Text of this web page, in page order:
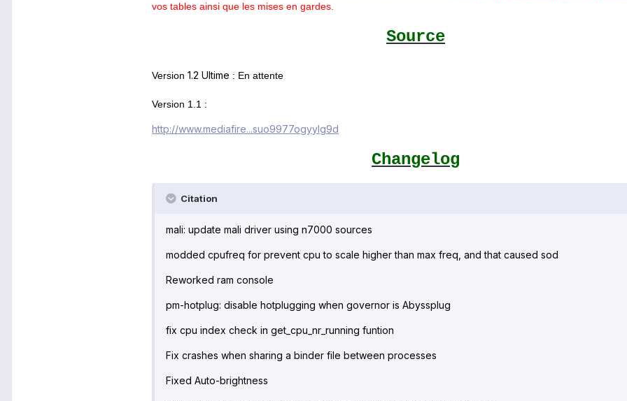
vos tables ainsi que les mises en gardes.
Source
Version 1.2 Ultime : En attente
Version 1.1 :
http://www.mediafire...suo9977ogyylg9d
Changelog
Citation
mali: update mali driver using n7000 sources
modded cpufreq for prevent cpu to scale higher than max freq, and that caused sod
Reworked ram console
pm-hotplug: disable hotplugging when governor is Abyssplug
fix cpu index check in get_cpu_nr_running funtion
Fix crashes when sharing a binder file between processes
Fixed Auto-brightness